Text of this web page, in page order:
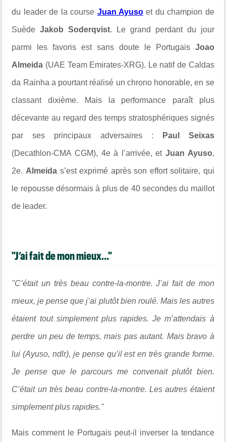
du leader de la course Juan Ayusoet du champion de
SuèdeJakob Soderqvist. Le grand perdant du jour
parmi les favoris est sans doute le Portugais Joao
Almeida (UAE Team Emirates-XRG). Le natif de Caldas
da Rainha a pourtant réalisé un chrono honorable, en se
classant dixième. Mais la performance paraît plus
décevante au regard des temps stratosphériques signés
par ses principaux adversaires : Paul Seixas
(Decathlon-CMA CGM), 4e à l’arrivée, et Juan Ayuso,
2e. Almeida s’est exprimé après son effort solitaire, qui
le repousse désormais à plus de 40 secondes du maillot
de leader.
"J’ai fait de mon mieux…"
"C’était un très beau contre-la-montre. J’ai fait de mon
mieux, je pense que j’ai plutôt bien roulé. Mais les autres
étaient tout simplement plus rapides. Je m’attendais à
perdre un peu de temps, mais pas autant. Mais bravo à
lui (Ayuso, ndlr), je pense qu’il est en très grande forme.
Je pense que le parcours me convenait plutôt bien.
C’était un très beau contre-la-montre. Les autres étaient
simplement plus rapides."
Mais comment le Portugais peut-il inverser la tendance